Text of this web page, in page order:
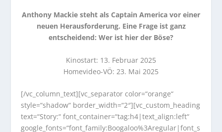
Anthony Mackie steht als Captain America vor einer
neuen Herausforderung. Eine Frage ist ganz
entscheidend: Wer ist hier der Böse?
Kinostart: 13. Februar 2025
Homevideo-VÖ: 23. Mai 2025
[/vc_column_text][vc_separator color=“orange“
style=“shadow“ border_width=“2″][vc_custom_heading
text=“Story:“ font_container=“tag:h4|text_align:left“
google_fonts=“font_family:Boogaloo%3Aregular|font_s